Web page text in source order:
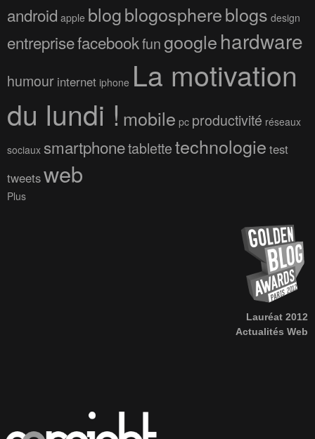
android apple blogblogosphereblogs design
entreprisefacebookfungooglehardware
humour internet iphone La motivation
du lundi ! mobile pc productivité réseaux
sociaux smartphonetablettetechnologie test
tweetsweb
Plus
Lauréat 2012
Actualités Web